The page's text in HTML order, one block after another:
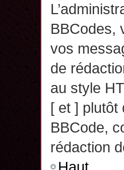
BBCodes,
vos
de
au style
[ et ] plutôt
BBCode,
rédaction